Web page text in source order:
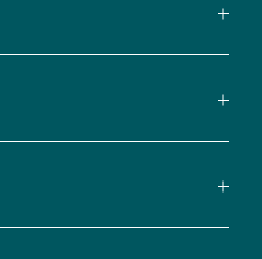
aceptas
comerciales
personalizadas
parte